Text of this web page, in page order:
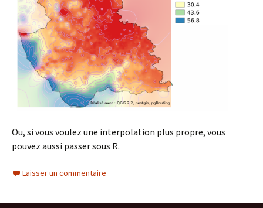
Ou, si vous voulez une interpolation plus propre, vous
pouvez aussi passer sous R.
Laisser un commentaire